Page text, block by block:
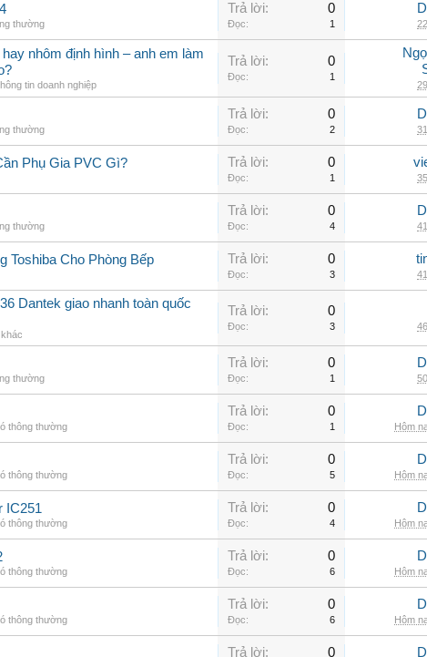
thường
Trả lời: 0
Đọc: 1
nhôm định hình – anh em làm
tin doanh nghiệp
Trả lời: 0
Đọc: 1
thường
Trả lời: 0
Đọc: 2
Phụ Gia PVC Gì? Trả lời: 0
Đọc: 1
thường
Trả lời: 0
Đọc: 4
Toshiba Cho Phòng Bếp Trả lời: 0
Đọc: 3
Dantek giao nhanh toàn quốc
Trả lời: 0
Đọc: 3
thường
Trả lời: 0
Đọc: 1
thông thường
Trả lời: 0
Đọc: 1 Hôm
thông thường
Trả lời: 0
Đọc: 5 Hôm
IC251
thông thường
Trả lời: 0
Đọc: 4 Hôm
thông thường
Trả lời: 0
Đọc: 6 Hôm
thông thường
Trả lời: 0
Đọc: 6 Hôm
Trả lời: 0